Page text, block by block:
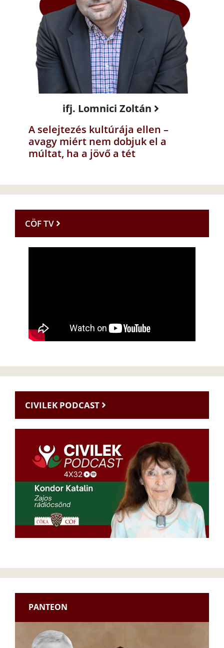
ifj. Lomnici Zoltán
A selejtezés kultúrája ellen –
avagy miért nem dobjuk el a
múltat, ha a jövő a tét
CÖF TV
CIVILEK PODCAST
PANTEON